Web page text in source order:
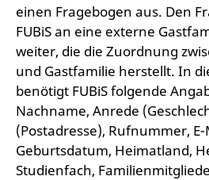
einen Fragebogen aus. Den
FUBiS an eine externe
weiter, die die Zuordnung
und Gastfamilie herstellt. In
benötigt FUBiS folgende
Nachname, Anrede
(Postadresse), Rufnummer,
Geburtsdatum, Heimatland,
Studienfach,